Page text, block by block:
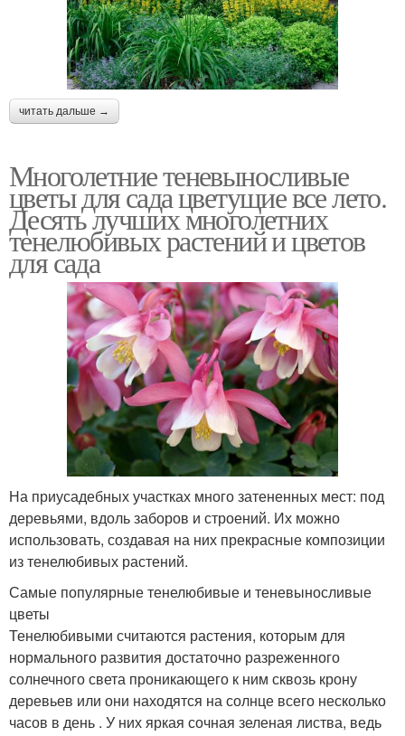
читать дальше →
Многолетние теневыносливые
цветы для сада цветущие все лето.
Десять лучших многолетних
тенелюбивых растений и цветов
для сада
На приусадебных участках много затененных мест: под
деревьями, вдоль заборов и строений. Их можно
использовать, создавая на них прекрасные композиции
из тенелюбивых растений.
Самые популярные тенелюбивые и теневыносливые
цветы
Тенелюбивыми считаются растения, которым для
нормального развития достаточно разреженного
солнечного света проникающего к ним сквозь крону
деревьев или они находятся на солнце всего несколько
часов в день . У них яркая сочная зеленая листва, ведь